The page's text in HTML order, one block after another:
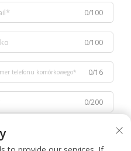
0/100
0/100
0/16
0/200